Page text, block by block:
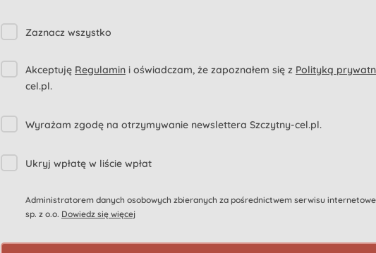
Zaznacz wszystko
Akceptuję Regulamin i oświadczam, że zapoznałem się z Polityką
cel.pl.
Wyrażam zgodę na otrzymywanie newslettera Szczytny-cel.pl.
Ukryj wpłatę w liście wpłat
Administratorem danych osobowych zbieranych za pośrednictwem serwisu
sp. z o.o. Dowiedz się więcej